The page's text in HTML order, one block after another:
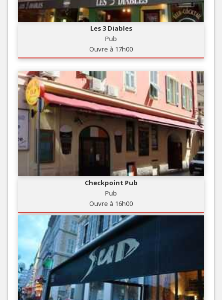
Les 3 Diables
Pub
Ouvre à 17h00
Checkpoint Pub
Pub
Ouvre à 16h00